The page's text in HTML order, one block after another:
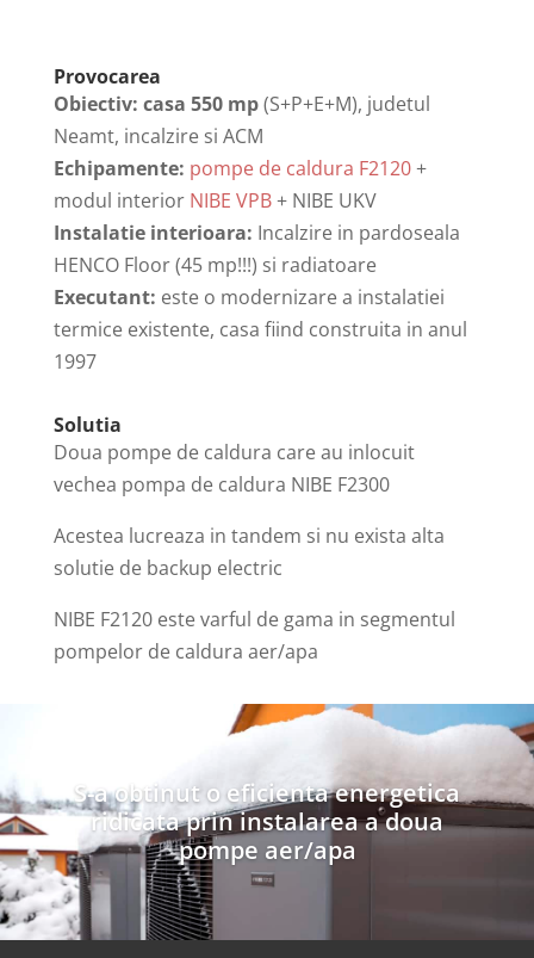
Provocarea
Obiectiv: casa 550 mp(S+P+E+M), judetul
Neamt, incalzire si ACM
Echipamente: pompe de caldura F2120+
modul interior NIBE VPB+ NIBE UKV
Instalatie interioara: Incalzire in pardoseala
HENCO Floor (45 mp!!!) si radiatoare
Executant: este o modernizare a instalatiei
termice existente, casa fiind construita in anul
1997
Solutia
Doua pompe de caldura care au inlocuit
vechea pompa de caldura NIBE F2300
Acestea lucreaza in tandem si nu exista alta
solutie de backup electric
NIBE F2120 este varful de gama in segmentul
pompelor de caldura aer/apa
S-a obtinut o eficienta energetica
ridicata prin instalarea a doua
pompe aer/apa